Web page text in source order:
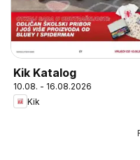
Kik Katalog
10.08. - 16.08.2026
Kik